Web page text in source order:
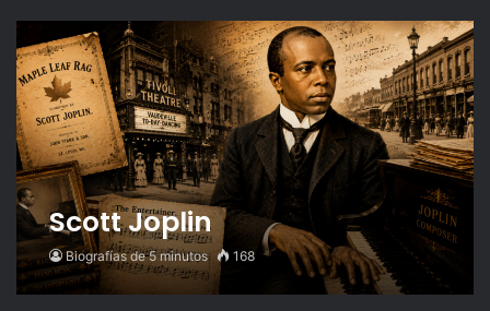
Scott Joplin
Biografías de 5 minutos 168